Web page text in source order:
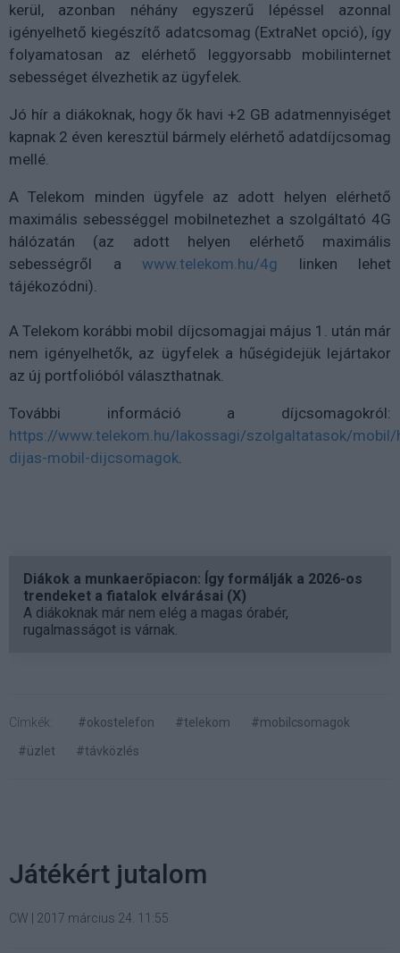
kerül, azonban néhány egyszerű lépéssel azonnal
igényelhető kiegészítő adatcsomag (ExtraNet opció), így
folyamatosan az elérhető leggyorsabb mobilinternet
sebességet élvezhetik az ügyfelek.
Jó hír a diákoknak, hogy ők havi +2 GB adatmennyiséget
kapnak 2 éven keresztül bármely elérhető adatdíjcsomag
mellé.
A Telekom minden ügyfele az adott helyen elérhető
maximális sebességgel mobilnetezhet a szolgáltató 4G
hálózatán (az adott helyen elérhető maximális
sebességről a www.telekom.hu/4g linken lehet
tájékozódni).
A Telekom korábbi mobil díjcsomagjai május 1. után már
nem igényelhetők, az ügyfelek a hűségidejük lejártakor
az új portfolióból választhatnak.
További információ a díjcsomagokról:
https://www.telekom.hu/lakossagi/szolgaltatasok/mobil/
dijas-mobil-dijcsomagok.
Diákok a munkaerőpiacon: Így formálják a 2026-os
trendeket a fiatalok elvárásai (X)
A diákoknak már nem elég a magas órabér,
rugalmasságot is várnak.
Címkék: #okostelefon #telekom
#mobilcsomagok
#üzlet
#távközlés
Játékért jutalom
CW 2017 március 24. 11:55